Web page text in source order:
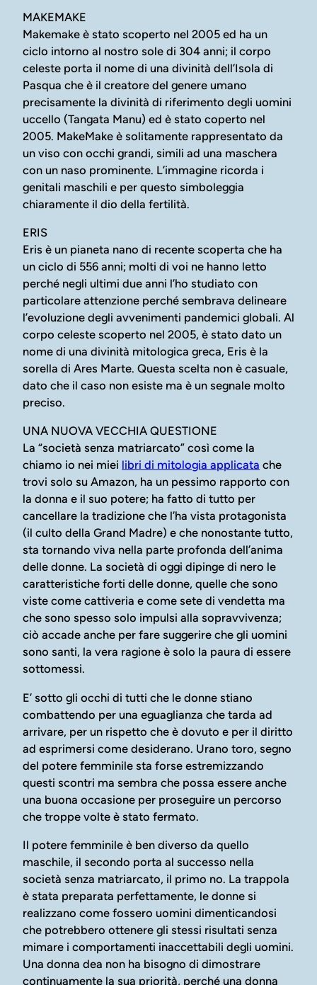
MAKEMAKE
Makemake è stato scoperto nel 2005 ed ha un
ciclo intorno al nostro sole di 304 anni; il corpo
celeste porta il nome di una divinità dell’Isola di
Pasqua che è il creatore del genere umano
precisamente la divinità di riferimento degli uomini
uccello (Tangata Manu) ed è stato coperto nel
2005. MakeMake è solitamente rappresentato da
un viso con occhi grandi, simili ad una maschera
con un naso prominente. L’immagine ricorda i
genitali maschili e per questo simboleggia
chiaramente il dio della fertilità.
ERIS
Eris è un pianeta nano di recente scoperta che ha
un ciclo di 556 anni; molti di voi ne hanno letto
perché negli ultimi due anni l’ho studiato con
particolare attenzione perché sembrava delineare
l’evoluzione degli avvenimenti pandemici globali. Al
corpo celeste scoperto nel 2005, è stato dato un
nome di una divinità mitologica greca, Eris è la
sorella di Ares Marte. Questa scelta non è casuale,
dato che il caso non esiste ma è un segnale molto
preciso.
UNA NUOVA VECCHIA QUESTIONE
La “società senza matriarcato” così come la
chiamo io nei miei libri di mitologia applicata che
trovi solo su Amazon, ha un pessimo rapporto con
la donna e il suo potere; ha fatto di tutto per
cancellare la tradizione che l’ha vista protagonista
(il culto della Grand Madre) e che nonostante tutto,
sta tornando viva nella parte profonda dell’anima
delle donne. La società di oggi dipinge di nero le
caratteristiche forti delle donne, quelle che sono
viste come cattiveria e come sete di vendetta ma
che sono spesso solo impulsi alla sopravvivenza;
ciò accade anche per fare suggerire che gli uomini
sono santi, la vera ragione è solo la paura di essere
sottomessi.
E’ sotto gli occhi di tutti che le donne stiano
combattendo per una eguaglianza che tarda ad
arrivare, per un rispetto che è dovuto e per il diritto
ad esprimersi come desiderano. Urano toro, segno
del potere femminile sta forse estremizzando
questi scontri ma sembra che possa essere anche
una buona occasione per proseguire un percorso
che troppe volte è stato fermato.
Il potere femminile è ben diverso da quello
maschile, il secondo porta al successo nella
società senza matriarcato, il primo no. La trappola
è stata preparata perfettamente, le donne si
realizzano come fossero uomini dimenticandosi
che potrebbero ottenere gli stessi risultati senza
mimare i comportamenti inaccettabili degli uomini.
Una donna dea non ha bisogno di dimostrare
continuamente la sua priorità, perché una donna